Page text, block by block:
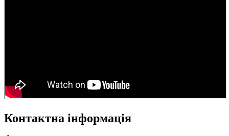
Контактна інформація